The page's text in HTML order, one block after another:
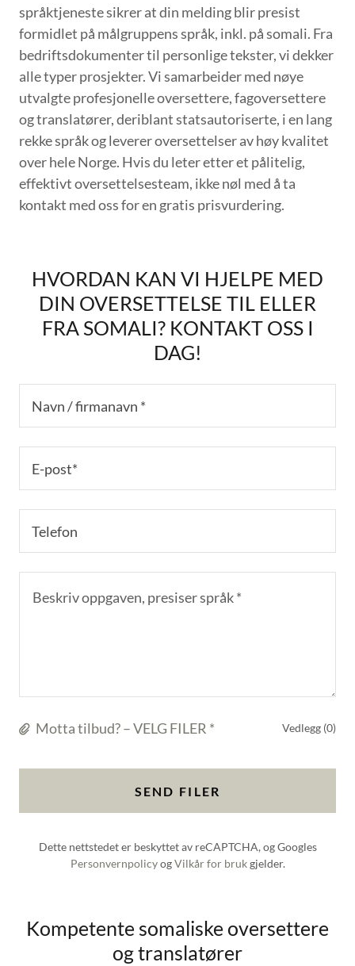
språktjeneste sikrer at din melding blir presist
formidlet på målgruppens språk, inkl. på somali. Fra
bedriftsdokumenter til personlige tekster, vi dekker
alle typer prosjekter. Vi samarbeider med nøye
utvalgte profesjonelle oversettere, fagoversettere
og translatører, deriblant statsautoriserte, i en lang
rekke språk og leverer oversettelser av høy kvalitet
over hele Norge. Hvis du leter etter et pålitelig,
effektivt oversettelsesteam, ikke nøl med å ta
kontakt med oss for en gratis prisvurdering.
HVORDAN KAN VI HJELPE MED
DIN OVERSETTELSE TIL ELLER
FRA SOMALI? KONTAKT OSS I
DAG!
Navn / firmanavn *
E-post*
Telefon
Motta tilbud? – VELG FILER * Vedlegg (0)
SEND FILER
Dette nettstedet er beskyttet av reCAPTCHA, og Googles
PersonvernpolicyogVilkår for brukgjelder.
Kompetente somaliske oversettere
og translatører